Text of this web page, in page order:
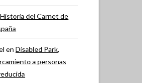
Historia del Carnet de
enDisabled Park,
a personas